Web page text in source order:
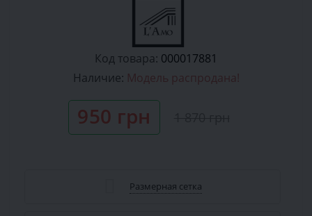
Код товара: 000017881
Наличие: Модель распродана!
950 грн
Размерная сетка